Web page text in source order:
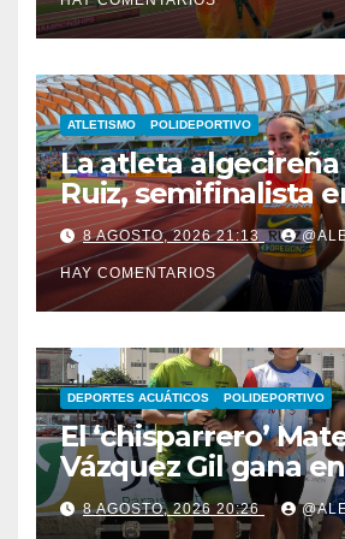
Mundo Sub-20
ATLETISMO POLIDEPORTIVO
La atleta algecireña
Ruiz, semifinalista
Mundial Sub-20
4×400 femenino
8 AGOSTO, 2026 21:13
HAY COMENTARIOS
DEPORTES ACUÁTICOS POLIDEPORTIVO
El ‘chisparrero’
Vázquez Gil gana
se proclama
Andalucía de
8 AGOSTO, 2026 20:26